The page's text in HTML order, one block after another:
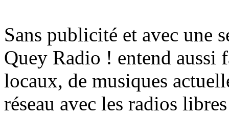
Sans publicité et avec une
Quey Radio ! entend aussi
locaux, de musiques
réseau avec les radios